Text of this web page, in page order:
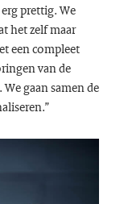
prettig. We
het zelf maar
een compleet
van de
. We gaan samen de